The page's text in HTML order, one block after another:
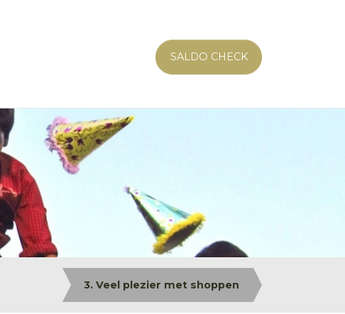
SALDO CHECK
3. Veel plezier met shoppen